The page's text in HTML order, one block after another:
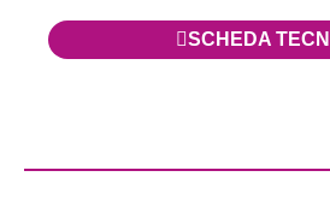
SCHEDA